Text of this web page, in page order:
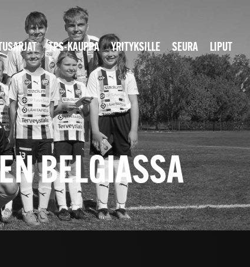
TPS-KAUPPA YRITYKSILLE SEURA LIPUT
BELGIASSA